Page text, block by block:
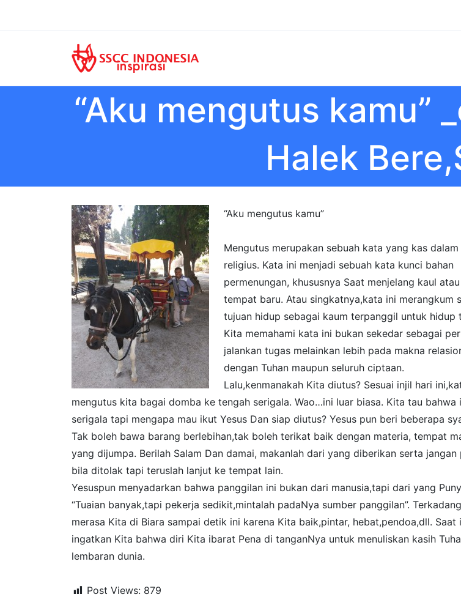
“Aku mengutus kamu”
Halek
“Aku mengutus kamu”
Mengutus merupakan sebuah kata yang kas
religius. Kata ini menjadi sebuah kata kunci bahan
permenungan, khususnya Saat menjelang kaul
tempat baru. Atau singkatnya,kata ini merangkum
tujuan hidup sebagai kaum terpanggil untuk hidup
Kita memahami kata ini bukan sekedar sebagai
jalankan tugas melainkan lebih pada makna
dengan Tuhan maupun seluruh ciptaan.
Lalu,kenmanakah Kita diutus? Sesuai injil hari
mengutus kita bagai domba ke tengah serigala. Wao…ini luar biasa. Kita tau bahwa
serigala tapi mengapa mau ikut Yesus Dan siap diutus? Yesus pun beri beberapa
Tak boleh bawa barang berlebihan,tak boleh terikat baik dengan materia, tempat
yang dijumpa. Berilah Salam Dan damai, makanlah dari yang diberikan serta jangan
bila ditolak tapi teruslah lanjut ke tempat lain.
Yesuspun menyadarkan bahwa panggilan ini bukan dari manusia,tapi dari yang
“Tuaian banyak,tapi pekerja sedikit,mintalah padaNya sumber panggilan”.
merasa Kita di Biara sampai detik ini karena Kita baik,pintar, hebat,pendoa,dll. Saat
ingatkan Kita bahwa diri Kita ibarat Pena di tanganNya untuk menuliskan kasih
lembaran dunia.
Post Views: 879